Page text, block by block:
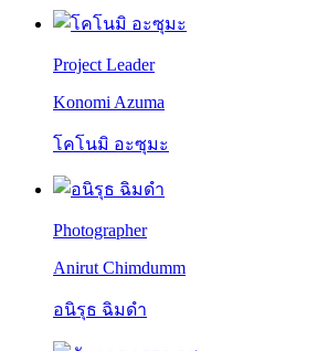
Project Leader
Konomi Azuma
โคโนมิ อะซุมะ
Photographer
Anirut Chimdumm
อนิรุธ ฉิมดำ